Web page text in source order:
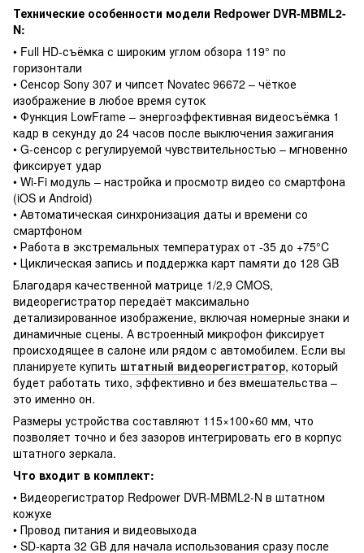
Технические особенности модели Redpower DVR-MBML2-
N:
• Full HD-съёмка с широким углом обзора 119° по
горизонтали
• Сенсор Sony 307 и чипсет Novatec 96672 – чёткое
изображение в любое время суток
• Функция LowFrame – энергоэффективная видеосъёмка 1
кадр в секунду до 24 часов после выключения зажигания
• G-сенсор с регулируемой чувствительностью – мгновенно
фиксирует удар
• Wi-Fi модуль – настройка и просмотр видео со смартфона
(iOS и Android)
• Автоматическая синхронизация даты и времени со
смартфоном
• Работа в экстремальных температурах от -35 до +75°C
• Циклическая запись и поддержка карт памяти до 128 GB
Благодаря качественной матрице 1/2,9 CMOS,
видеорегистратор передаёт максимально
детализированное изображение, включая номерные знаки и
динамичные сцены. А встроенный микрофон фиксирует
происходящее в салоне или рядом с автомобилем. Если вы
планируете купить штатный видеорегистратор, который
будет работать тихо, эффективно и без вмешательства –
это именно он.
Размеры устройства составляют 115×100×60 мм, что
позволяет точно и без зазоров интегрировать его в корпус
штатного зеркала.
Что входит в комплект:
• Видеорегистратор Redpower DVR-MBML2-N в штатном
кожухе
• Провод питания и видеовыхода
• SD-карта 32 GB для начала использования сразу после